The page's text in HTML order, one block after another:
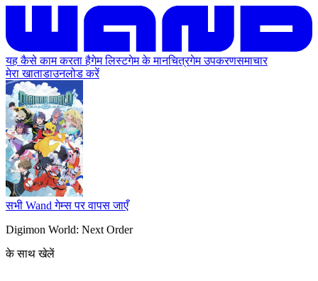
यह कैसे काम करता हैगेम लिस्टगेम के मानचित्रगेम उपकरणसमाचार
मेरा खाताडाउनलोड करें
सभी Wand गेम्स पर वापस जाएँ
Digimon World: Next Order
के साथ खेलें